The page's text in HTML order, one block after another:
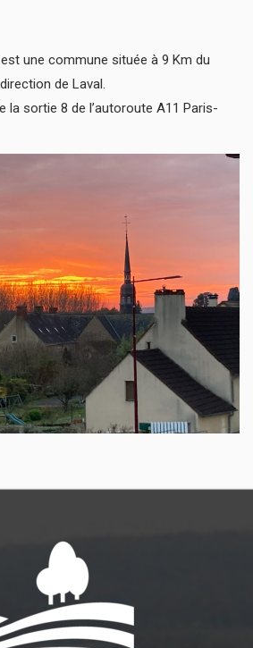
une commune située à 9 Km du
de Laval.
la sortie 8 de l’autoroute A11 Paris-